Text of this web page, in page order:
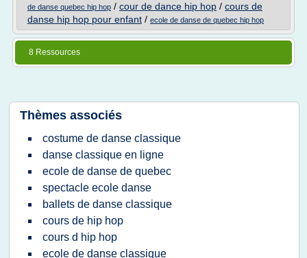
de danse quebec hip hop / cour de dance hip hop / cours de
danse hip hop pour enfant / ecole de danse de quebec hip hop
8 Ressources
Thèmes associés
costume de danse classique
danse classique en ligne
ecole de danse de quebec
spectacle ecole danse
ballets de danse classique
cours de hip hop
cours d hip hop
ecole de danse classique